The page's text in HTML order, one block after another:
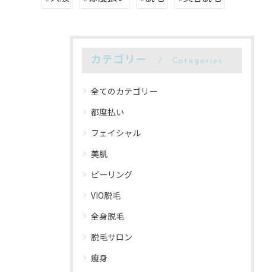
カテゴリー Categories
全てのカテゴリー
都度払い
フェイシャル
美肌
ピーリング
VIO脱毛
全身脱毛
脱毛サロン
瘦身